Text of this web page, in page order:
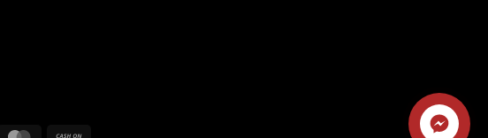
Kontaktirajte